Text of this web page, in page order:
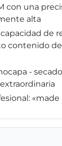
con una
alta
de
contenido
-
«made